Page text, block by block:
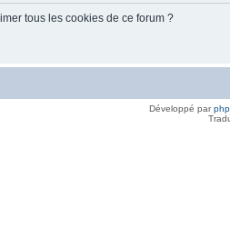
tous les cookies de ce forum ?
Développé par